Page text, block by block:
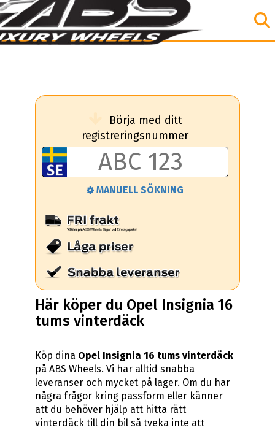
Börja med ditt
registreringsnummer
MANUELL SÖKNING
Här köper du Opel Insignia 16
tums vinterdäck
Köp dina Opel Insignia 16 tums vinterdäck
på ABS Wheels. Vi har alltid snabba
leveranser och mycket på lager. Om du har
några frågor kring passform eller känner
att du behöver hjälp att hitta rätt
vinterdäck till din bil så tveka inte att